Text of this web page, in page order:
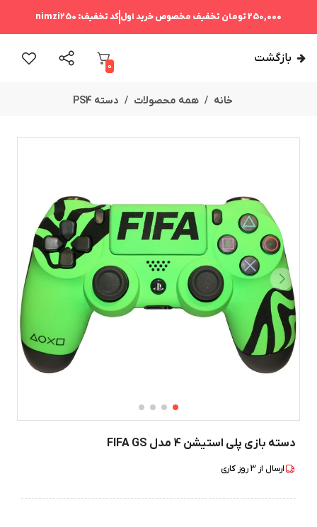
250,000 تومان تخفیف مخصوص خرید اولکد تخفیف: nimzi250
بازگشت
0
خانه همه محصولات دسته PS4
دسته بازی پلی استیشن 4 مدل FIFA GS
ارسال از 3روز کاری